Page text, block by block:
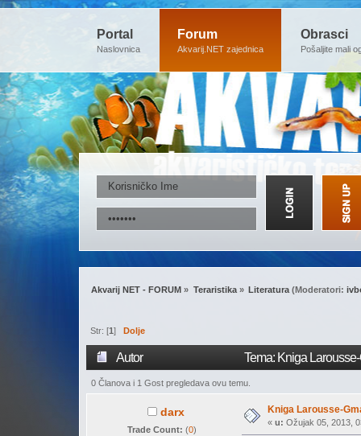
Portal
Naslovnica
Forum
Akvarij.NET zajednica
Obrasci
Pošaljite mali
Akvarij NET - FORUM » Teraristika» Literatura (Moderatori:
Str: [1] Dolje
Autor Tema: Kniga
0 Članova i 1 Gost pregledava ovu temu.
darx
Trade Count: (0)
Kniga Larousse-
« u: Ožujak 05, 2013,